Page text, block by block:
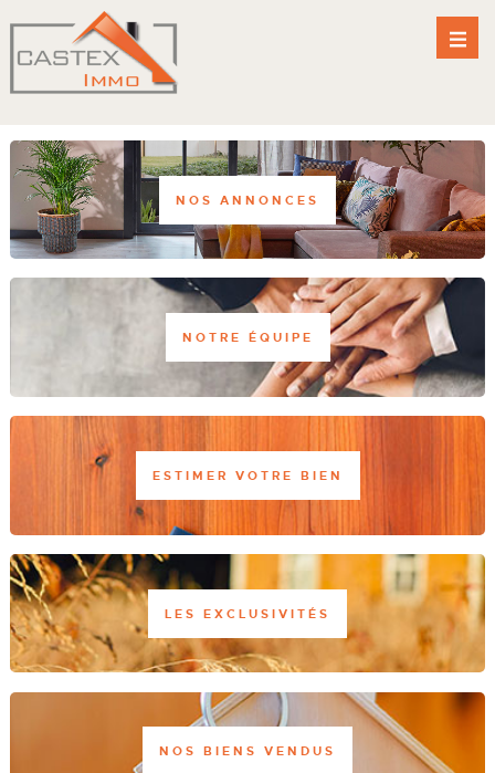
NOS ANNONCES
NOTRE ÉQUIPE
ESTIMER VOTRE BIEN
LES EXCLUSIVITÉS
NOS BIENS VENDUS